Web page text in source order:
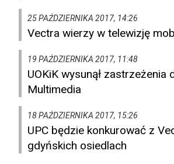
25 PAŹDZIERNIKA 2017, 14:26
Vectra wierzy w telewizję
19 PAŹDZIERNIKA 2017, 11:48
UOKiK wysunął zastrzeżenia
Multimedia
18 PAŹDZIERNIKA 2017, 15:26
UPC będzie konkurować z
gdyńskich osiedlach